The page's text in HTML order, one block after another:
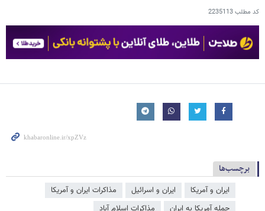
کد مطلب2235113
برچسب‌ها
ایران و آمریکا ایران و اسرائیل
مذاکرات ایران و آمریکا